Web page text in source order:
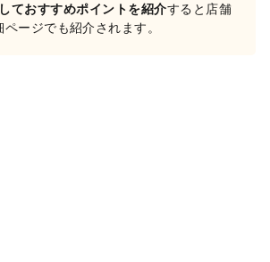
ておすすめポイントを紹介すると店舗
ページでも紹介されます。